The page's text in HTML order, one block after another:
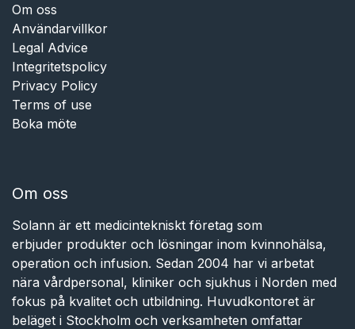
Om oss
Användarvillkor
Legal Advice
Integritetspolicy
Privacy Policy
Terms of use
Boka möte
Om oss
Solann är ett medicintekniskt företag som
erbjuder produkter och lösningar inom kvinnohälsa,
operation och infusion. Sedan 2004 har vi arbetat
nära vårdpersonal, kliniker och sjukhus i Norden med
fokus på kvalitet och utbildning. Huvudkontoret är
beläget i Stockholm och verksamheten omfattar